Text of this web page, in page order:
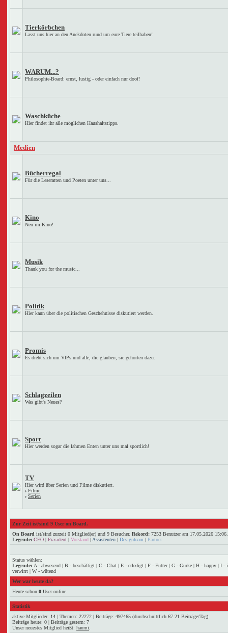
Tierkörbchen
Lasst uns hier an den Anekdoten rund um eure Tiere teilhaben!
WARUM...?
Philosophie-Board: ernst, lustig - oder einfach nur doof!
Waschküche
Hier findet ihr alle möglichen Haushaltstipps.
Medien
Bücherregal
Für die Leseratten und Poeten unter uns...
Kino
Neu im Kino!
Musik
Thank you for the music...
Politik
Hier kann über die politischen Geschehnisse diskutiert werden.
Promis
Es dreht sich um VIPs und alle, die glauben, sie gehörten dazu.
Schlagzeilen
Was gibt's Neues?
Sport
Hier werden sogar die lahmen Enten unter uns mal sportlich!
TV
Hier wird über Serien und Filme diskutiert.
› Filme
› Serien
Zur Zeit ist/sind 9 User on Board.
On Board ist/sind zurzeit 0 Mitglied(er) und 9 Besucher. Rekord: 7253 Benutzer am 17.05.2026 15:06
Legende: CEO | Präsident | Vorstand | Assistenten | Designteam | Partner
Status wählen:
Legende: A - abwesend | B - beschäftigt | C - Chat | E - erledigt | F - Futter | G - Gurke | H - happy | I
verwirrt | W - wütend
Wer war heute da?
Heute schon 0 User online.
Statistik
aktive Mitglieder: 14 | Themen: 22272 | Beiträge: 497465 (durchschnittlich 67.21 Beiträge/Tag)
Beiträge heute: 0 | Beiträge gestern: 7
Unser neuestes Mitglied heißt: haumi